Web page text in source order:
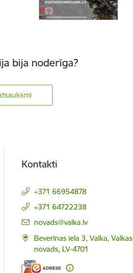
bija noderīga?
Kontakti
+371 66954878
+371 64722238
E-pasts:
novads@valka.lv
Beverīnas iela 3, Valka, Valkas
novads, LV-4701